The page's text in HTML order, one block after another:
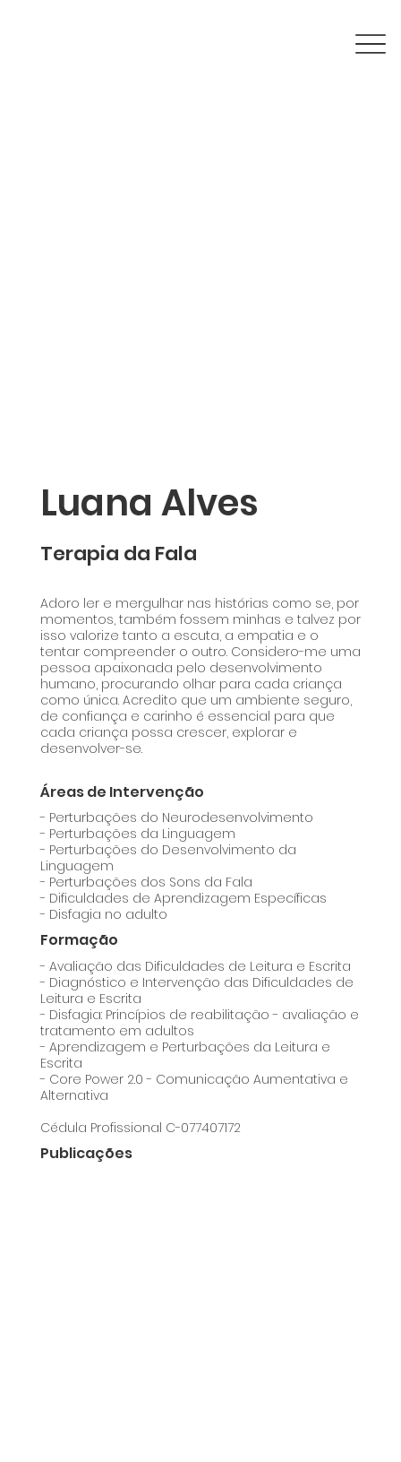
Luana Alves
Terapia da Fala
Adoro ler e mergulhar nas histórias como se, por
momentos, também fossem minhas e talvez por
isso valorize tanto a escuta, a empatia e o
tentar compreender o outro. Considero-me uma
pessoa apaixonada pelo desenvolvimento
humano, procurando olhar para cada criança
como única. Acredito que um ambiente seguro,
de confiança e carinho é essencial para que
cada criança possa crescer, explorar e
desenvolver-se.
Áreas de Intervenção
- Perturbações do Neurodesenvolvimento
- Perturbações da Linguagem
- Perturbações do Desenvolvimento da
Linguagem
- Perturbações dos Sons da Fala
- Dificuldades de Aprendizagem Específicas
- Disfagia no adulto
Formação
- Avaliação das Dificuldades de Leitura e Escrita
- Diagnóstico e Intervenção das Dificuldades de
Leitura e Escrita
- Disfagia: Princípios de reabilitação - avaliação e
tratamento em adultos
- Aprendizagem e Perturbações da Leitura e
Escrita
- Core Power 2.0 - Comunicação Aumentativa e
Alternativa
Cédula Profissional C-077407172
Publicações